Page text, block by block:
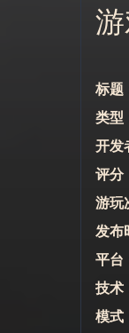
标题
类型
开发
评分
游玩
发布
平台
技术
模式